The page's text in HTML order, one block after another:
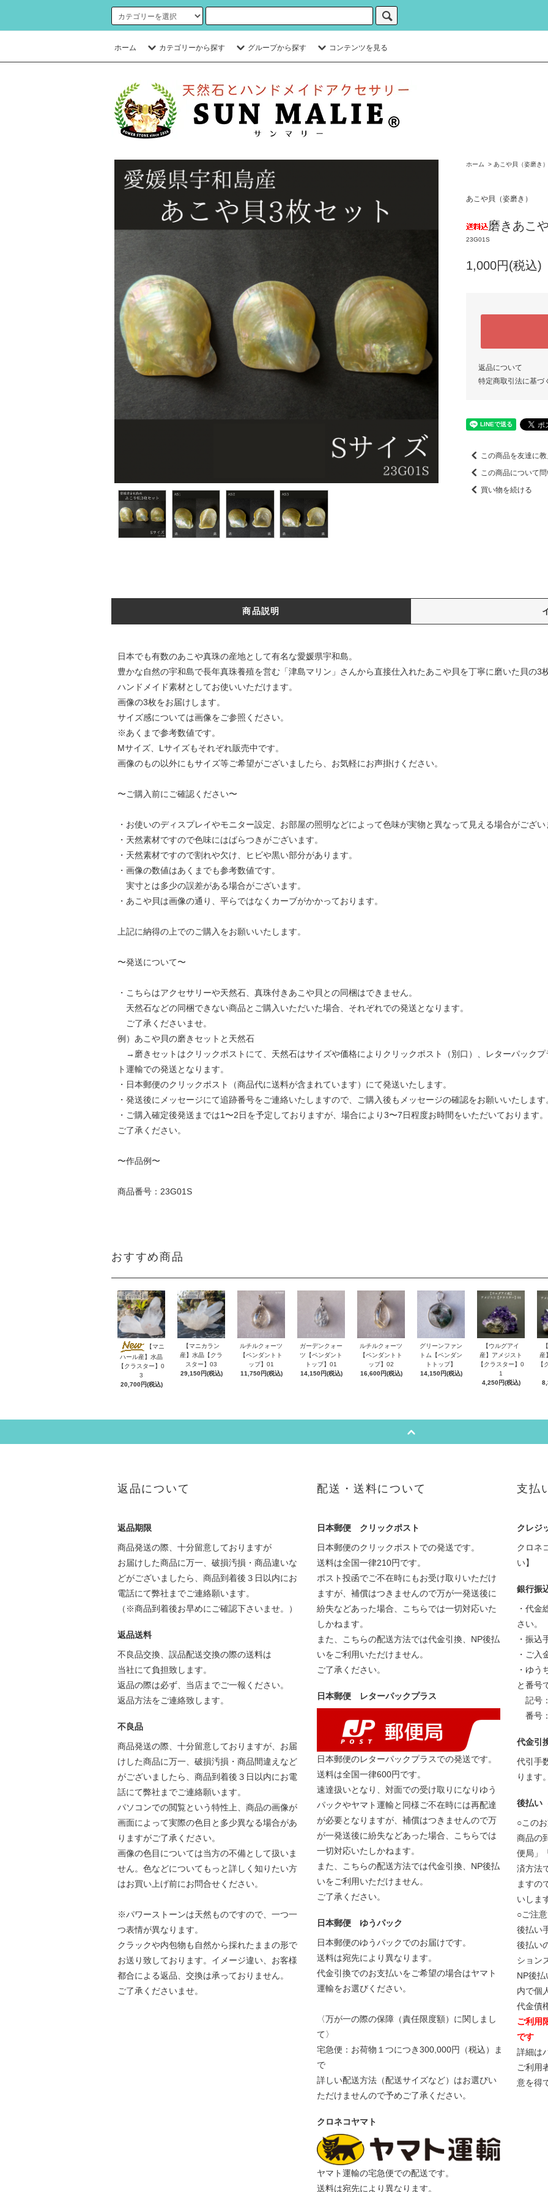
ホーム カテゴリーから探す グループから探す コンテンツを見る
ホーム > あこや貝（姿磨き）
あこや貝（姿磨き）
磨きあこ
23G01S
1,000円(税込)
返品について
特定商取引法に基づ
この商品を友達に教
この商品について
買い物を続ける
商品説明
日本でも有数のあこや真珠の産地として有名な愛媛県宇和島。
豊かな自然の宇和島で長年真珠養殖を営む「津島マリン」さんから直接仕入れたあこや貝を丁寧に磨いた貝の3
ハンドメイド素材としてお使いいただけます。
画像の3枚をお届けします。
サイズ感については画像をご参照ください。
※あくまで参考数値です。
Mサイズ、Lサイズもそれぞれ販売中です。
画像のもの以外にもサイズ等ご希望がございましたら、お気軽にお声掛けください。
〜ご購入前にご確認ください〜
・お使いのディスプレイやモニター設定、お部屋の照明などによって色味が実物と異なって見える場合がござい
・天然素材ですので色味にはばらつきがございます。
・天然素材ですので割れや欠け、ヒビや黒い部分があります。
・画像の数値はあくまでも参考数値です。
実寸とは多少の誤差がある場合がございます。
・あこや貝は画像の通り、平らではなくカーブがかかっております。
上記に納得の上でのご購入をお願いいたします。
〜発送について〜
・こちらはアクセサリーや天然石、真珠付きあこや貝との同梱はできません。
天然石などの同梱できない商品とご購入いただいた場合、それぞれでの発送となります。
ご了承くださいませ。
例）あこや貝の磨きセットと天然石
→磨きセットはクリックポストにて、天然石はサイズや価格によりクリックポスト（別口）、レターパック
ト運輸での発送となります。
・日本郵便のクリックポスト（商品代に送料が含まれています）にて発送いたします。
・発送後にメッセージにて追跡番号をご連絡いたしますので、ご購入後もメッセージの確認をお願いいたします
・ご購入確定後発送までは1〜2日を予定しておりますが、場合により3〜7日程度お時間をいただいております。
ご了承ください。
〜作品例〜
商品番号：23G01S
おすすめ商品
【マニ
ハール産】水晶
【クラスター】0
3
20,700円(税込)
【マニカラン
産】水晶【クラ
スター】03
29,150円(税込)
ルチルクォーツ
【ペンダントト
ップ】01
11,750円(税込)
ガーデンクォー
ツ【ペンダント
トップ】01
14,150円(税込)
ルチルクォーツ
【ペンダントト
ップ】02
16,600円(税込)
グリーンファン
トム【ペンダン
トトップ】
14,150円(税込)
【ウルグアイ
産】アメジスト
【クラスター】0
1
4,250円(税込)
産
【
返品について
返品期限
商品発送の際、十分留意しておりますが
お届けした商品に万一、破損汚損・商品違いな
どがございましたら、商品到着後３日以内にお
電話にて弊社までご連絡願います。
（※商品到着後お早めにご確認下さいませ。）
返品送料
不良品交換、誤品配送交換の際の送料は
当社にて負担致します。
返品の際は必ず、当店までご一報ください。
返品方法をご連絡致します。
不良品
商品発送の際、十分留意しておりますが、お届
けした商品に万一、破損汚損・商品間違えなど
がございましたら、商品到着後３日以内にお電
話にて弊社までご連絡願います。
パソコンでの閲覧という特性上、商品の画像が
画面によって実際の色目と多少異なる場合があ
りますがご了承ください。
画像の色目については当方の不備として扱いま
せん。色などについてもっと詳しく知りたい方
はお買い上げ前にお問合せください。
※パワーストーンは天然ものですので、一つ一
つ表情が異なります。
クラックや内包物も自然から採れたままの形で
お送り致しております。イメージ違い、お客様
都合による返品、交換は承っておりません。
ご了承くださいませ。
配送・送料について
日本郵便 クリックポスト
日本郵便のクリックポストでの発送です。
送料は全国一律210円です。
ポスト投函でご不在時にもお受け取りいただけ
ますが、補償はつきませんので万が一発送後に
紛失などあった場合、こちらでは一切対応いた
しかねます。
また、こちらの配送方法では代金引換、NP後払
いをご利用いただけません。
ご了承ください。
日本郵便 レターパックプラス
日本郵便のレターパックプラスでの発送です。
送料は全国一律600円です。
速達扱いとなり、対面での受け取りになりゆう
パックやヤマト運輸と同様ご不在時には再配達
が必要となりますが、補償はつきませんので万
が一発送後に紛失などあった場合、こちらでは
一切対応いたしかねます。
また、こちらの配送方法では代金引換、NP後払
いをご利用いただけません。
ご了承ください。
日本郵便 ゆうパック
日本郵便のゆうパックでのお届けです。
送料は宛先により異なります。
代金引換でのお支払いをご希望の場合はヤマト
運輸をお選びください。
〈万が一の際の保障（責任限度額）に関しまし
て〉
宅急便：お荷物１つにつき300,000円（税込）ま
で
詳しい配送方法（配送サイズなど）はお選びい
ただけませんので予めご了承ください。
クロネコヤマト
ヤマト運輸の宅急便での配送です。
送料は宛先により異なります。
支払
クレジ
クロネ
い】
銀行振
・代金
さい。
・振込
・ご入
・ゆう
と番号
記号
番号
代金引
代引手
ります
後払い
○この
商品の
便局」
済方法
ますの
いしま
○ご注意
後払い
後払い
ション
NP後
内で個
代金債
ご利用
です
詳細は
ご利用
意を得